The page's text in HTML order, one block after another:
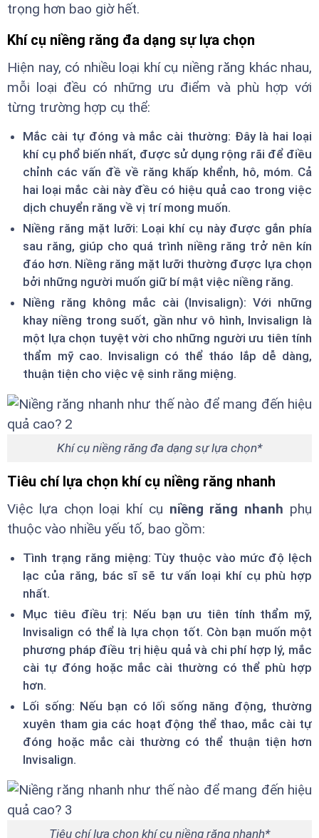
trọng hơn bao giờ hết.
Khí cụ niềng răng đa dạng sự lựa chọn
Hiện nay, có nhiều loại khí cụ niềng răng khác nhau,
mỗi loại đều có những ưu điểm và phù hợp với
từng trường hợp cụ thể:
Mắc cài tự đóng và mắc cài thường: Đây là hai loại
khí cụ phổ biến nhất, được sử dụng rộng rãi để điều
chỉnh các vấn đề về răng khấp khểnh, hô, móm. Cả
hai loại mắc cài này đều có hiệu quả cao trong việc
dịch chuyển răng về vị trí mong muốn.
Niềng răng mặt lưỡi: Loại khí cụ này được gắn phía
sau răng, giúp cho quá trình niềng răng trở nên kín
đáo hơn. Niềng răng mặt lưỡi thường được lựa chọn
bởi những người muốn giữ bí mật việc niềng răng.
Niềng răng không mắc cài (Invisalign): Với những
khay niềng trong suốt, gần như vô hình, Invisalign là
một lựa chọn tuyệt vời cho những người ưu tiên tính
thẩm mỹ cao. Invisalign có thể tháo lắp dễ dàng,
thuận tiện cho việc vệ sinh răng miệng.
Khí cụ niềng răng đa dạng sự lựa chọn*
Tiêu chí lựa chọn khí cụ niềng răng nhanh
Việc lựa chọn loại khí cụ niềng răng nhanh phụ
thuộc vào nhiều yếu tố, bao gồm:
Tình trạng răng miệng: Tùy thuộc vào mức độ lệch
lạc của răng, bác sĩ sẽ tư vấn loại khí cụ phù hợp
nhất.
Mục tiêu điều trị: Nếu bạn ưu tiên tính thẩm mỹ,
Invisalign có thể là lựa chọn tốt. Còn bạn muốn một
phương pháp điều trị hiệu quả và chi phí hợp lý, mắc
cài tự đóng hoặc mắc cài thường có thể phù hợp
hơn.
Lối sống: Nếu bạn có lối sống năng động, thường
xuyên tham gia các hoạt động thể thao, mắc cài tự
đóng hoặc mắc cài thường có thể thuận tiện hơn
Invisalign.
Tiêu chí lựa chọn khí cụ niềng răng nhanh*